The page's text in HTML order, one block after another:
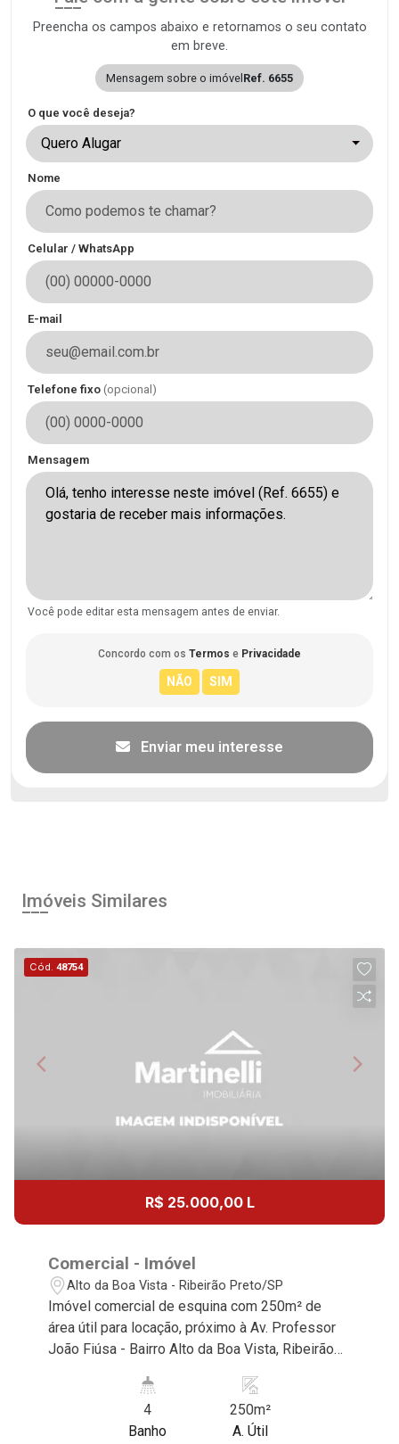
Preencha os campos abaixo e retornamos o seu contato
em breve.
Mensagem sobre o imóvel Ref. 6655
O que você deseja?
Quero Alugar
Nome
Celular / WhatsApp
E-mail
Telefone fixo (opcional)
Mensagem
Você pode editar esta mensagem antes de enviar.
Concordo com os Termos e Privacidade
Enviar meu interesse
Imóveis Similares
Cód.48754
R$ 25.000,00 L
Comercial - Imóvel
Alto da Boa Vista - Ribeirão Preto/SP
Imóvel comercial de esquina com 250m² de
área útil para locação, próximo à Av. Professor
João Fiúsa - Bairro Alto da Boa Vista, Ribeirão
imóvel que a Martinelli Imobiliária selecionou
salas sendo 4 com W.C privativo - 2 jardins de
4
Banho
250m²
A. Útil